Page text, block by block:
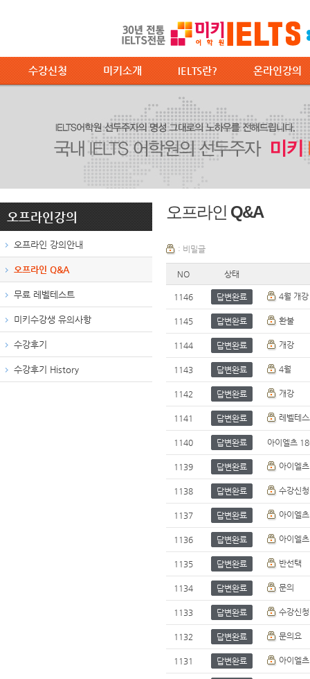
수강신청 미키소개 IELTS란? 온라인강의
오프라인강의
오프라인 강의안내
오프라인 Q&A
무료 레벨테스트
미키수강생 유의사항
수강후기
수강후기 History
오프라인 Q&A
: 비밀글
NO 상태
1146 답변완료 4월 개강
1145 답변완료 환불
1144 답변완료 개강
1143 답변완료 4월
1142 답변완료 개강
1141 답변완료 레벨테
1140 답변완료 아이엘츠
1139 답변완료 아이엘
1138 답변완료 수강신
1137 답변완료 아이엘
1136 답변완료 아이엘
1135 답변완료 반선택
1134 답변완료 문의
1133 답변완료 수강신
1132 답변완료 문의요
1131 답변완료 아이엘